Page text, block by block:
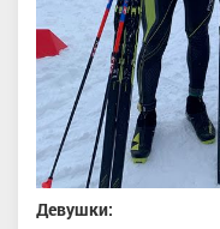
Девушки: